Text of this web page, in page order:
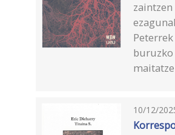
10/12/